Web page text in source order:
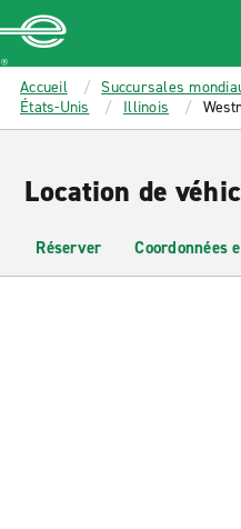
MAIN
CONTENT
Enterprise
Accueil
Succursales
États-Unis
Illinois
Location de
Réserver Coordonnées